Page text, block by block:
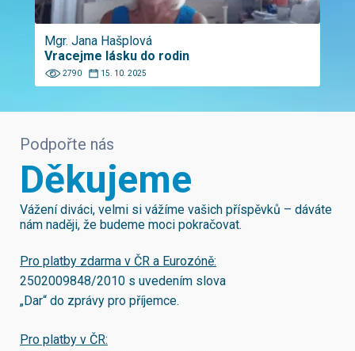
Mgr. Jana Hašplová
Vracejme lásku do rodin
2790 15. 10. 2025
Podpořte nás
Děkujeme
Vážení diváci, velmi si vážíme vašich příspěvků – dáváte
nám naději, že budeme moci pokračovat.
Pro platby zdarma v ČR a Eurozóně:
2502009848/2010 s uvedením slova
„Dar“ do zprávy pro příjemce.
Pro platby v ČR: